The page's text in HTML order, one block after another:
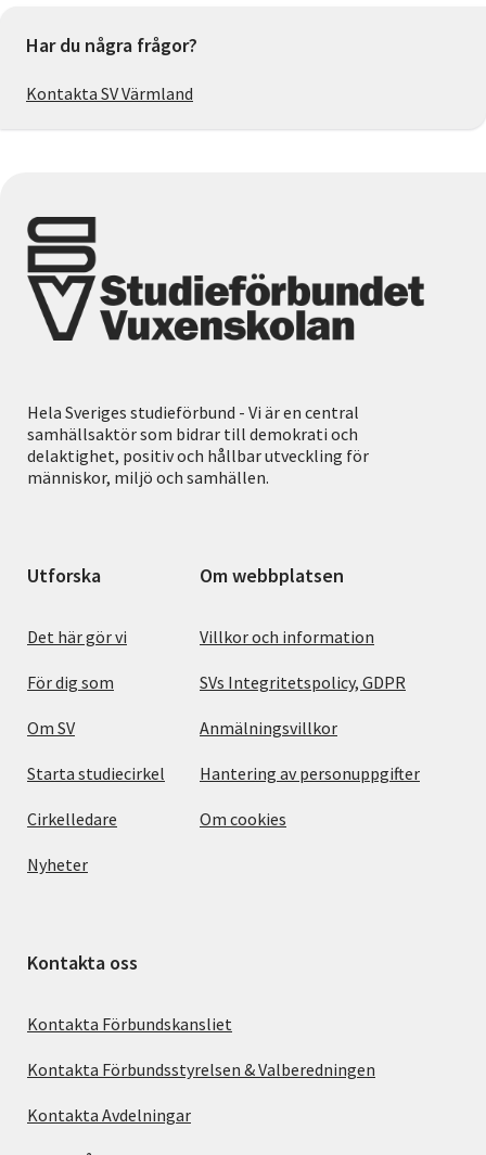
Har du några frågor?
Kontakta SV Värmland
Hela Sveriges studieförbund - Vi är en central
samhällsaktör som bidrar till demokrati och
delaktighet, positiv och hållbar utveckling för
människor, miljö och samhällen.
Utforska
Det här gör vi
För dig som
Om SV
Starta studiecirkel
Cirkelledare
Nyheter
Om webbplatsen
Villkor och information
SVs Integritetspolicy, GDPR
Anmälningsvillkor
Hantering av personuppgifter
Om cookies
Kontakta oss
Kontakta Förbundskansliet
Kontakta Förbundsstyrelsen & Valberedningen
Kontakta Avdelningar